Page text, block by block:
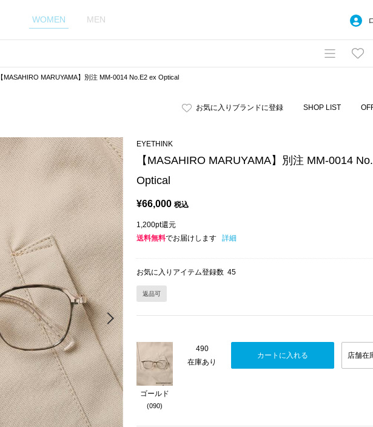
WOMEN MEN
【MASAHIRO MARUYAMA】別注 MM-0014 No.E2 ex Optical
お気に入りブランドに登録 SHOP LIST
EYETHINK
【MASAHIRO MARUYAMA】別注 MM-0014
Optical
¥66,000 税込
1,200pt還元
送料無料でお届けします 詳細
お気に入りアイテム登録数 45
返品可
ゴールド
(090)
490
在庫あり
カートに入れる 店舗在